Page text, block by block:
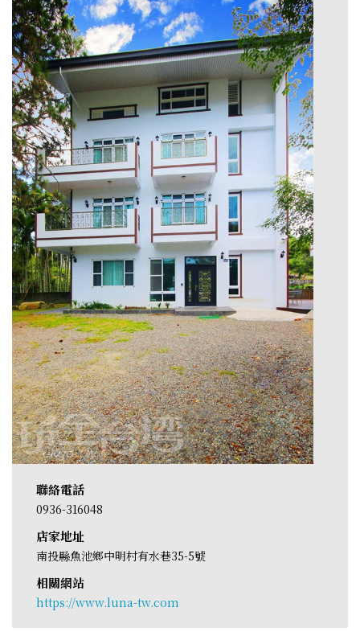
聯絡電話
0936-316048
店家地址
南投縣魚池鄉中明村有水巷35-5號
相關網站
https://www.luna-tw.com